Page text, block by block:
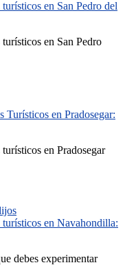
en San Pedro del
en San Pedro
Turísticos en Pradosegar:
en Pradosegar
en Navahondilla:
debes experimentar